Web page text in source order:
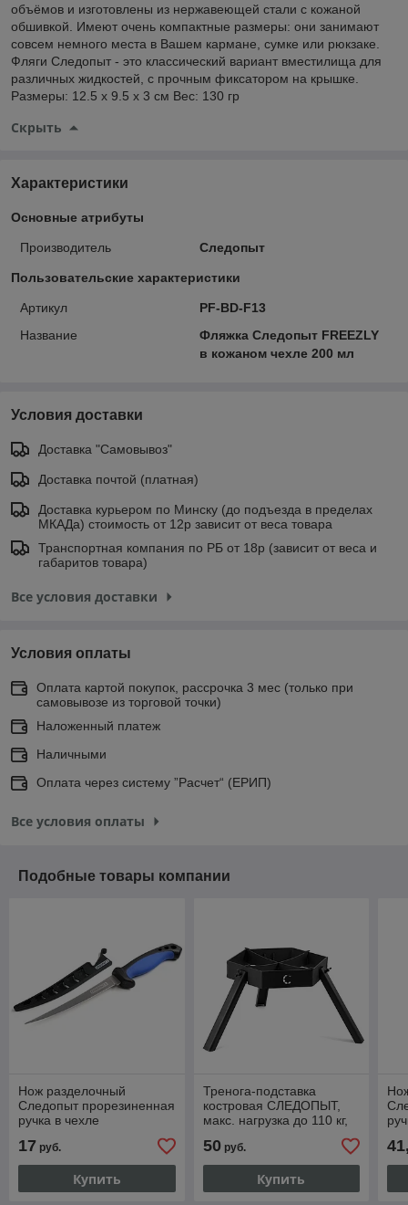
объёмов и изготовлены из нержавеющей стали с кожаной
обшивкой. Имеют очень компактные размеры: они занимают
совсем немного места в Вашем кармане, сумке или рюкзаке.
Фляги Следопыт - это классический вариант вместилища для
различных жидкостей, с прочным фиксатором на крышке.
Размеры: 12.5 х 9.5 х 3 см Вес: 130 гр
Скрыть
Характеристики
Основные атрибуты
Производитель Следопыт
Пользовательские характеристики
Артикул
PF-BD-F13
Название
Фляжка Следопыт FREEZLY
в кожаном чехле 200 мл
Условия доставки
Доставка "Самовывоз"
Доставка почтой (платная)
Доставка курьером по Минску (до подъезда в пределах
МКАДа) стоимость от 12р зависит от веса товара
Транспортная компания по РБ от 18р (зависит от веса и
габаритов товара)
Все условия доставки
Условия оплаты
Оплата картой покупок, рассрочка 3 мес (только при
самовывозе из торговой точки)
Наложенный платеж
Наличными
Оплата через систему ”Расчет“ (ЕРИП)
Все условия оплаты
Подобные товары компании
Нож разделочный
Следопыт прорезиненная
ручка в чехле
17 руб.
Купить
Тренога-подставка
костровая СЛЕДОПЫТ,
макс. нагрузка до 110 кг,
CAM-04
50руб.
Купить